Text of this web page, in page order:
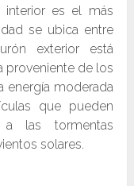
interior es el más
se ubica entre
exterior está
proveniente de los
energía moderada
que pueden
las tormentas
solares.